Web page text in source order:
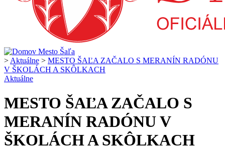
> Aktuálne > MESTO ŠAĽA ZAČALO S MERANÍN RADÓNU
V ŠKOLÁCH A SKÔLKACH
Aktuálne
MESTO ŠAĽA ZAČALO S
MERANÍN RADÓNU V
ŠKOLÁCH A SKÔLKACH